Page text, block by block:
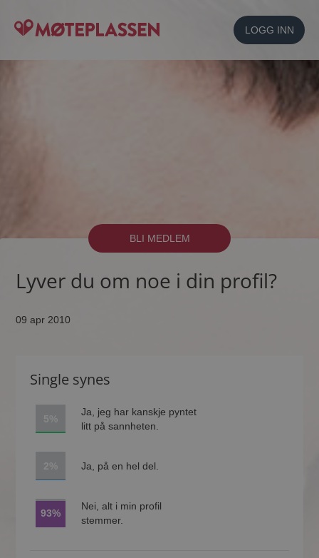
LOGG INN
BLI MEDLEM
Lyver du om noe i din profil?
09 apr 2010
Single synes
5%
Ja, jeg har kanskje pyntet
litt på sannheten.
2% Ja, på en hel del.
93%
Nei, alt i min profil
stemmer.